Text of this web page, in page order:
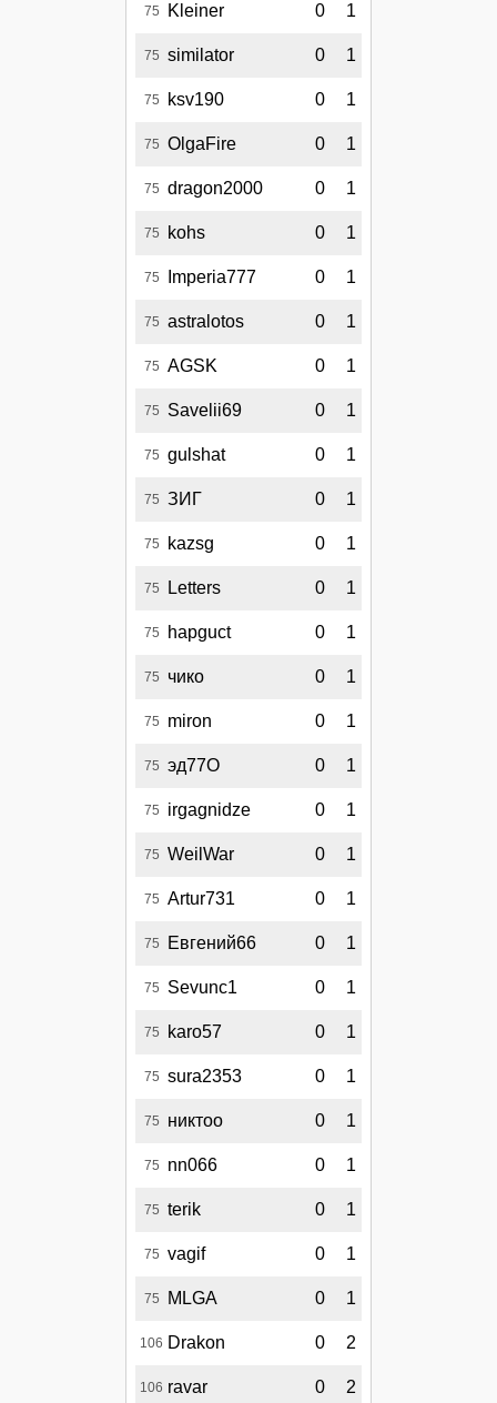
75 Kleiner 0 1
75 similator 0 1
75 ksv190 0 1
75 OlgaFire 0 1
75 dragon2000 0 1
75 kohs 0 1
75 Imperia777 0 1
75 astralotos 0 1
75 AGSK 0 1
75 Savelii69 0 1
75 gulshat 0 1
75 ЗИГ 0 1
75 kazsg 0 1
75 Letters 0 1
75 hapguct 0 1
75 чико 0 1
75 miron 0 1
75 эд77О 0 1
75 irgagnidze 0 1
75 WeilWar 0 1
75 Artur731 0 1
75 Евгений66 0 1
75 Sevunc1 0 1
75 karo57 0 1
75 sura2353 0 1
75 никтоо 0 1
75 nn066 0 1
75 terik 0 1
75 vagif 0 1
75 MLGA 0 1
106 Drakon 0 2
106 ravar 0 2